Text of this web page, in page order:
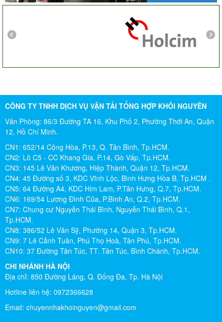
CÔNG TY TNHH DỊCH VỤ VẬN TẢI TỔNG HỢP KHÔI NGUYÊN
Văn Phòng: 86/3 Đường TA 16, Khu Phố 2, Phường Thới An, Quận
12, Hồ Chí Minh.
CN1: 652/14 Cộng Hòa, P.13, Q. Tân Bình, Tp.HCM.
CN2: Lô C5 - CC Khang Gia, P.14, Gò Vấp, Tp.HCM.
CN3: 145 Lê Văn Khương, Hiệp Thành, Quận 12, Tp.HCM.
CN4: 45 Đường số 3, KDC Vĩnh Lộc, Bình Hưng Hòa B, Tp.HCM .
CN5: 64 Đường A4, KDC Him Lam, P.Tân Hưng, Q.7, Tp.HCM.
CN6: 169/54 Lương Đình Của, P.Bình An, Q.2, Tp.HCM.
CN7: Chung cư Nguyễn Thái Bình, Nguyễn Thái Bình, Q.1,
Tp.HCM.
CN8: 386/52 Lê Văn Sỹ, Phường 14, Quận 3, Tp.HCM.
CN9: 7 Lê Cảnh Tuân, Phú Thọ Hoà, Tân Phú, Tp.HCM.
CN10: 37 Đường Tân Túc, TT. Tân Túc, Bình Chánh, Tp.HCM.
CHI NHÁNH HÀ NỘI
Địa chỉ: 850 Đường Láng, Q. Đống Đa, Tp. Hà Nội
Hotline liên hệ: 0972366628
Email: chuyennhakhoinguyen@gmail.com